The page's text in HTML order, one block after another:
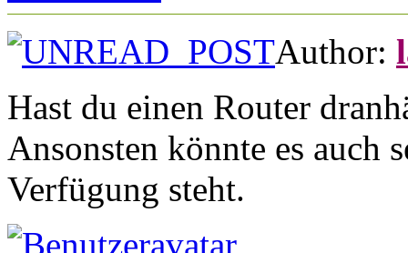
Author:
Hast du einen Router
Ansonsten könnte es
Verfügung steht.